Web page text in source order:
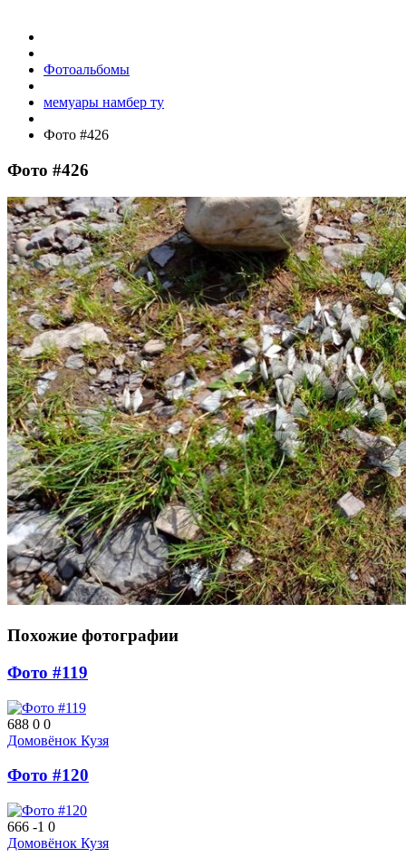
Фотоальбомы
мемуары намбер ту
Фото #426
Фото #426
Похожие фотографии
Фото #119
688 0 0
Домовёнок Кузя
Фото #120
666 -1 0
Домовёнок Кузя